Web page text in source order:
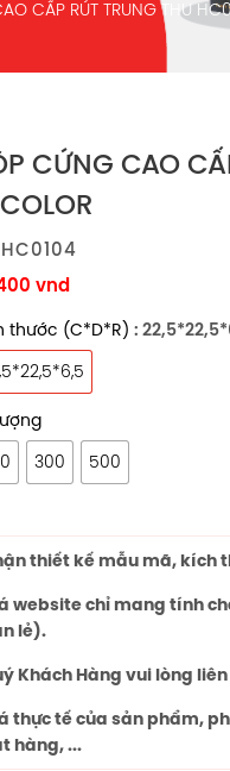
CẤP RÚT TRUNG THU
CỨNG CAO
HC0104
vnd
thước (C*D*R) :
300 500
thiết kế mẫu mã, kích
website chỉ mang tính
lẻ).
Khách Hàng vui lòng
thực tế của sản phẩm,
hàng, ...